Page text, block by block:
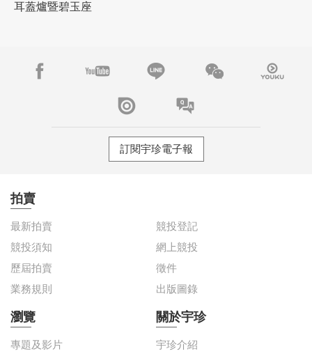
耳蓋爐暨碧玉座
訂閱宇珍電子報
拍賣
最新拍賣
競投登記
競投須知
網上競投
歷屆拍賣
徵件
業務規則
出版圖錄
瀏覽
專題及影片
關於宇珍
宇珍介紹